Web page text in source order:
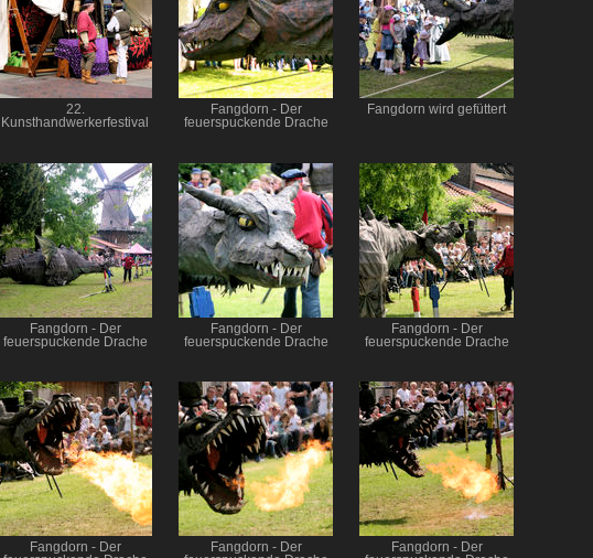
22.
Kunsthandwerkerfestival
Fangdorn - Der
feuerspuckende Drache
Fangdorn wird gefüttert
Fangdorn - Der
feuerspuckende Drache
Fangdorn - Der
feuerspuckende Drache
Fangdorn - Der
feuerspuckende Drache
Fangdorn - Der
Fangdorn - Der
Fangdorn - Der